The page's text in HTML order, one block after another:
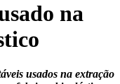
na
usados na extração